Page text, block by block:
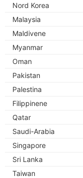
Nord Korea
Malaysia
Maldivene
Myanmar
Oman
Pakistan
Palestina
Filippinene
Qatar
Saudi-Arabia
Singapore
Sri Lanka
Taiwan